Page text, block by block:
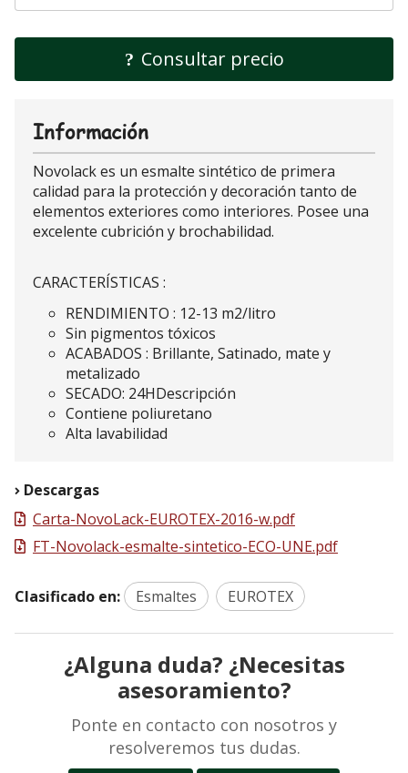
Consultar precio
Información
Novolack es un esmalte sintético de primera
calidad para la protección y decoración tanto de
elementos exteriores como interiores. Posee una
excelente cubrición y brochabilidad.
CARACTERÍSTICAS :
RENDIMIENTO : 12-13 m2/litro
Sin pigmentos tóxicos
ACABADOS : Brillante, Satinado, mate y
metalizado
SECADO: 24HDescripción
Contiene poliuretano
Alta lavabilidad
Descargas
Carta-NovoLack-EUROTEX-2016-w.pdf
FT-Novolack-esmalte-sintetico-ECO-UNE.pdf
Clasificado en: Esmaltes EUROTEX
¿Alguna duda? ¿Necesitas
asesoramiento?
Ponte en contacto con nosotros y
resolveremos tus dudas.